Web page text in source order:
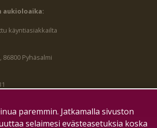
aukioloaika:
käyntiasiakkailta
86800 Pyhäsalmi
paremmin. Jatkamalla sivuston
selaimesi evästeasetuksia koska